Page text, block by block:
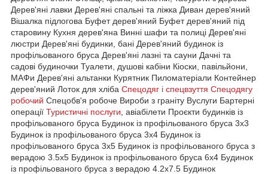
Спецодяг і спецвзуття Спецодягу
робочий Спецобв'я робоче Вироби з граніту Вуслуги Бартерні
операції Туристичні послуги , авіабілети Проєкти будинків із
профільованого бруса Будинок із профільованого бруса 3х3
Будинок із профільованого бруса 3х4 Будинок із
профільованого бруса 3х5 Будинок із профільованого бруса з
верадою 3.5х5 Будинок із профільованого бруса 6х4 Будинок
із профільованого бруса з верадою 4.2х7.5 Будинок